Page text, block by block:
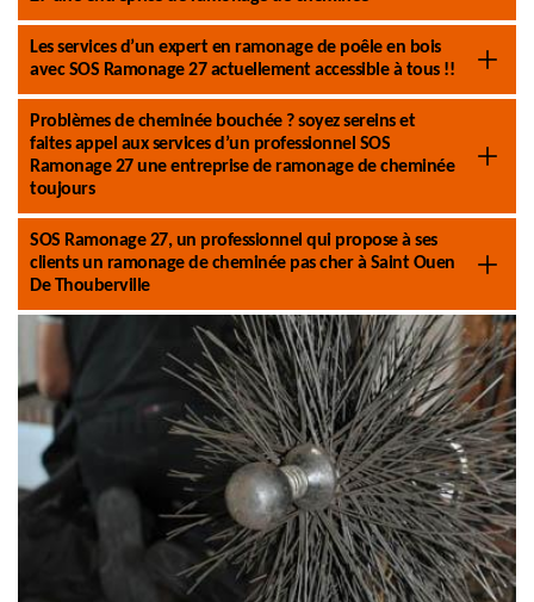
Les services d’un expert en ramonage de poêle en bois
avec SOS Ramonage 27 actuellement accessible à tous !!
Problèmes de cheminée bouchée ? soyez sereins et
faites appel aux services d’un professionnel SOS
Ramonage 27 une entreprise de ramonage de cheminée
toujours
SOS Ramonage 27, un professionnel qui propose à ses
clients un ramonage de cheminée pas cher à Saint Ouen
De Thouberville